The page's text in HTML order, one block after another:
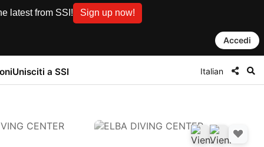
latest from SSI! Sign up now!
Accedi
Unisciti a SSI Italian